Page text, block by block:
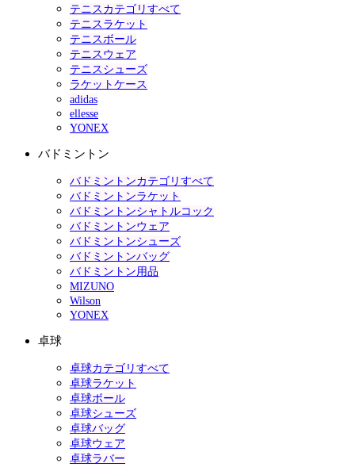
テニスカテゴリすべて
テニスラケット
テニスボール
テニスウェア
テニスシューズ
ラケットケース
adidas
ellesse
YONEX
バドミントン
バドミントンカテゴリすべて
バドミントンラケット
バドミントンシャトルコック
バドミントンウェア
バドミントンシューズ
バドミントンバッグ
バドミントン用品
MIZUNO
Wilson
YONEX
卓球
卓球カテゴリすべて
卓球ラケット
卓球ボール
卓球シューズ
卓球バッグ
卓球ウェア
卓球ラバー